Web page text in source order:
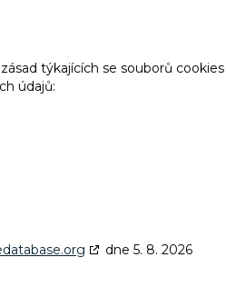
týkajících se souborů
údajů:
dne 5. 8. 2026